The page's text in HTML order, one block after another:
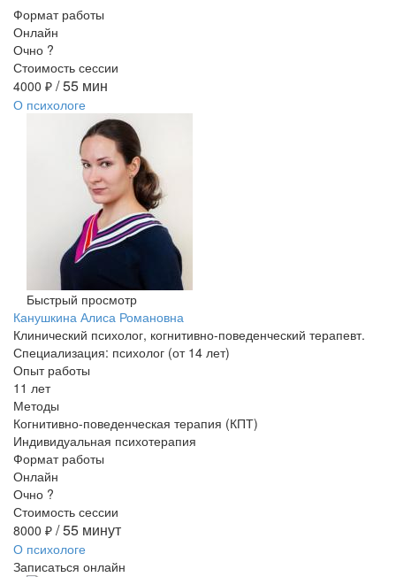
Формат работы
Онлайн
Очно ?
Стоимость сессии
4000 ₽ / 55 мин
О психологе
Быстрый просмотр
Канушкина Алиса Романовна
Клинический психолог, когнитивно-поведенческий терапевт.
Специализация: психолог (от 14 лет)
Опыт работы
11 лет
Методы
Когнитивно-поведенческая терапия (КПТ)
Индивидуальная психотерапия
Формат работы
Онлайн
Очно ?
Стоимость сессии
8000 ₽ / 55 минут
О психологе
Записаться онлайн